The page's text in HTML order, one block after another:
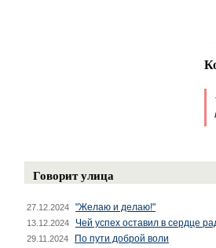
Говорит улица
27.12.2024 "Желаю и делаю!"
13.12.2024 Чей успех оставил в сердце
29.11.2024 По пути доброй воли